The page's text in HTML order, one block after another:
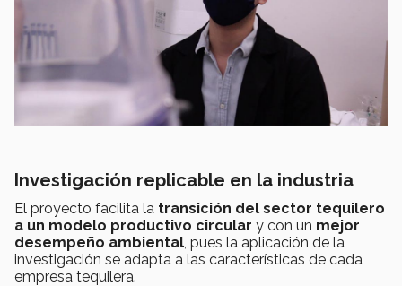
Investigación replicable en la industria
El proyecto facilita la transición del sector tequilero
a un modelo productivo circular y con un mejor
desempeño ambiental , pues la aplicación de la
investigación se adapta a las características de cada
empresa tequilera.